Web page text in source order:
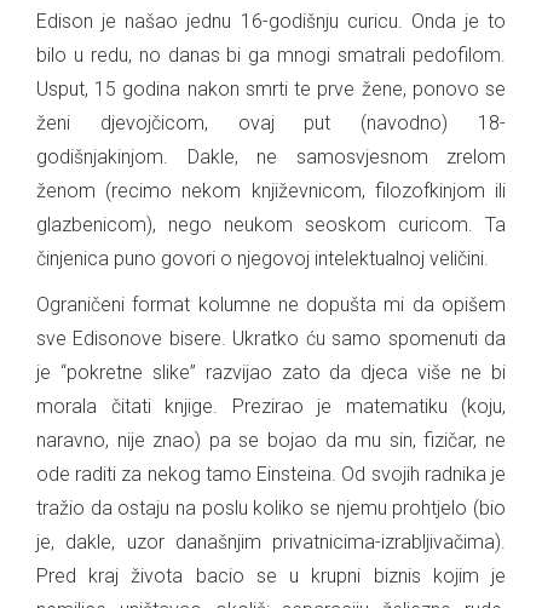
Edison je našao jednu 16-godišnju curicu. Onda je to
bilo u redu, no danas bi ga mnogi smatrali pedofilom.
Usput, 15 godina nakon smrti te prve žene, ponovo se
ženi djevojčicom, ovaj put (navodno) 18-
godišnjakinjom. Dakle, ne samosvjesnom zrelom
ženom (recimo nekom književnicom, filozofkinjom ili
glazbenicom), nego neukom seoskom curicom. Ta
činjenica puno govori o njegovoj intelektualnoj veličini.
Ograničeni format kolumne ne dopušta mi da opišem
sve Edisonove bisere. Ukratko ću samo spomenuti da
je “pokretne slike” razvijao zato da djeca više ne bi
morala čitati knjige. Prezirao je matematiku (koju,
naravno, nije znao) pa se bojao da mu sin, fizičar, ne
ode raditi za nekog tamo Einsteina. Od svojih radnika je
tražio da ostaju na poslu koliko se njemu prohtjelo (bio
je, dakle, uzor današnjim privatnicima-izrabljivačima).
Pred kraj života bacio se u krupni biznis kojim je